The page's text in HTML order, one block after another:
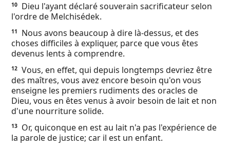
10
Dieu l'ayant déclaré souverain sacrificateur selon
l'ordre de Melchisédek.
11
Nous avons beaucoup à dire là-dessus, et des
choses difficiles à expliquer, parce que vous êtes
devenus lents à comprendre.
12 Vous, en effet, qui depuis longtemps devriez être
des maîtres, vous avez encore besoin qu'on vous
enseigne les premiers rudiments des oracles de
Dieu, vous en êtes venus à avoir besoin de lait et non
d'une nourriture solide.
13
Or, quiconque en est au lait n'a pas l'expérience de
la parole de justice; car il est un enfant.